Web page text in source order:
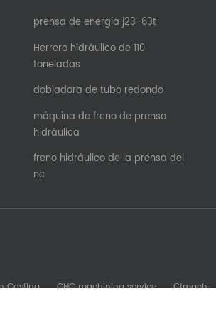
prensa de energía j23-63t
Herrero hidráulico de 110
toneladas
dobladora de tubo redondo
máquina de freno de prensa
hidráulica
freno hidráulico de la prensa del
nc
Casting CNC machining service Ctmach